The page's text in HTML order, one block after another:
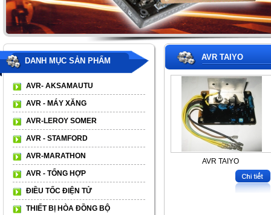
DANH MỤC SẢN PHẨM
AVR- AKSAMAUTU
AVR - MÁY XĂNG
AVR-LEROY SOMER
AVR - STAMFORD
AVR-MARATHON
AVR - TỔNG HỢP
ĐIỀU TỐC ĐIỆN TỬ
THIẾT BỊ HÒA ĐỒNG BỘ
AVR TAIYO
AVR TAIYO